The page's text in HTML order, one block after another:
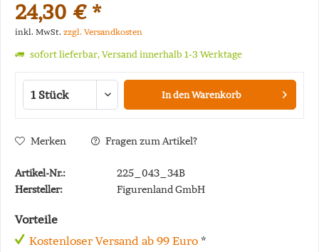
24,30 € *
inkl. MwSt. zzgl. Versandkosten
sofort lieferbar, Versand innerhalb 1-3 Werktage
In denWarenkorb
Merken Fragen zum Artikel?
Artikel-Nr.:
225_043_34B
Hersteller:
Figurenland GmbH
Vorteile
Kostenloser Versand ab 99 Euro *